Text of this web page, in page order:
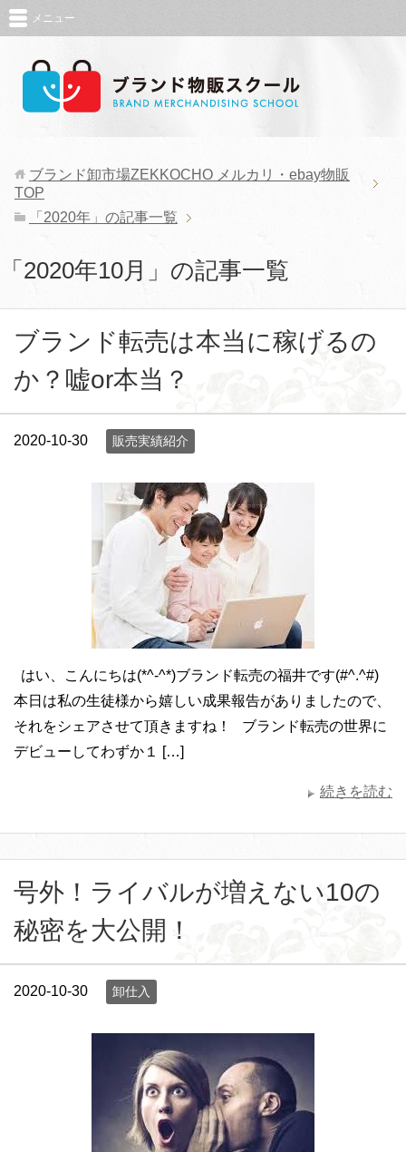
メニュー
ブランド卸市場ZEKKOCHO メルカリ・ebay物販
TOP
「2020年」の記事一覧
「2020年10月」の記事一覧
ブランド転売は本当に稼げるの
か？嘘or本当？
2020-10-30 販売実績紹介
はい、こんにちは(*^-^*)ブランド転売の福井です(#^.^#)
本日は私の生徒様から嬉しい成果報告がありましたので、
それをシェアさせて頂きますね！ ブランド転売の世界に
デビューしてわずか１ […]
続きを読む
号外！ライバルが増えない10の
秘密を大公開！
2020-10-30 卸仕入